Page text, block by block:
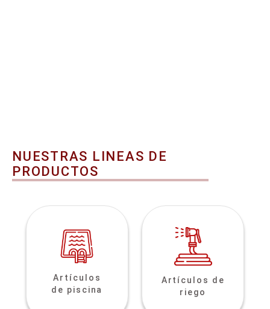
NUESTRAS LINEAS DE
PRODUCTOS
Artículos
de piscina
Artículos de
riego